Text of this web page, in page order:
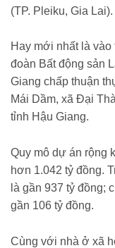
(TP. Pleiku, Gia Lai).
Hay mới nhất là
đoàn Bất động sản
Giang chấp thuận
Mái Dầm, xã Đại
tỉnh Hậu Giang.
Quy mô dự án rộng
hơn 1.042 tỷ đồng.
là gần 937 tỷ đồng;
gần 106 tỷ đồng.
Cùng với nhà ở xã